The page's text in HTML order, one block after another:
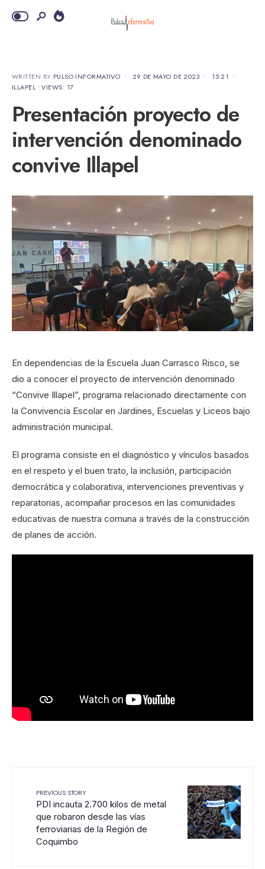
WRITTEN BY PULSO INFORMATIVO • 29 DE MAYO DE 2023 • 15:21
•
ILLAPEL •VIEWS: 17
Presentación proyecto de
intervención denominado
convive Illapel
En dependencias de la Escuela Juan Carrasco Risco, se
dio a conocer el proyecto de intervención denominado
“Convive Illapel”, programa relacionado directamente con
la Convivencia Escolar en Jardines, Escuelas y Liceos bajo
administración municipal.
El programa consiste en el diagnóstico y vínculos basados
en el respeto y el buen trato, la inclusión, participación
democrática y colaborativa, intervenciones preventivas y
reparatorias, acompañar procesos en las comunidades
educativas de nuestra comuna a través de la construcción
de planes de acción.
PREVIOUS STORY
PDI incauta 2.700 kilos de metal
que robaron desde las vías
ferroviarias de la Región de
Coquimbo